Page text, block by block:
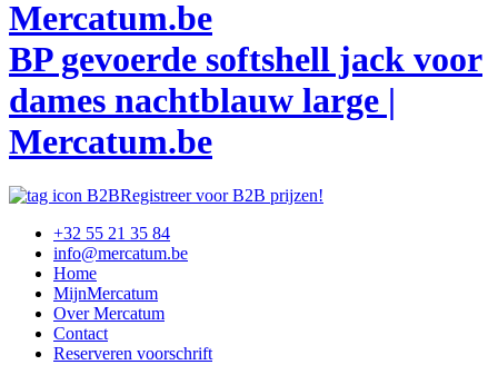
BP gevoerde softshell jack voor
dames nachtblauw large |
Mercatum.be
Registreer voor B2B prijzen!
+32 55 21 35 84
info@mercatum.be
Home
MijnMercatum
Over Mercatum
Contact
Reserveren voorschrift